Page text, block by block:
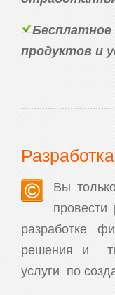
продуктов и
Вы
разработке
решения и
услуги по